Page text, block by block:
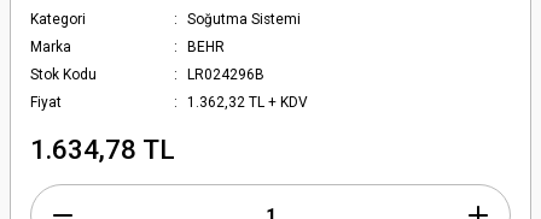
Kategori
Soğutma Sistemi
Marka
BEHR
Stok Kodu
LR024296B
Fiyat
1.362,32 TL + KDV
1.634,78 TL